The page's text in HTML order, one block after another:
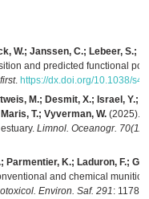
W.; Janssen, C.; Lebeer, S.;
and predicted functional
. https://dx.doi.org/10.1038/
M.; Desmit, X.; Israel, Y.;
T.; Vyverman, W. (2025).
Limnol. Oceanogr. 70(11)
Parmentier, K.; Laduron, F.;
and chemical
Environ. Saf. 291: